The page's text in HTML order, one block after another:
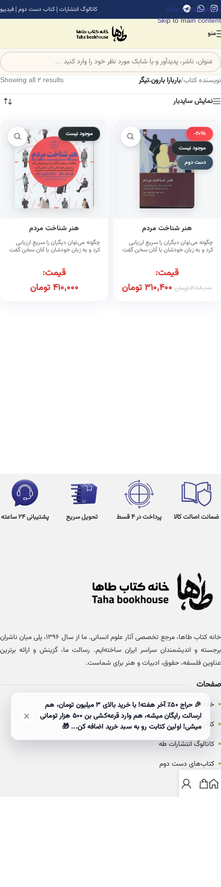
Skip to navigation
Skip to main content
کاتالوگ انتشارات | کتاب دست دوم | فیدیبو
منو
نویسنده کتاب/باربارا بارون.تیگر
Showing all 2 results
نمایش سایدبار
-20%
موجود نیست
دست دوم
هنر شناخت مردم
چگونه می‌توان دیگران را سریع ارزیابی
کرد و به زبان خودشان با آنان سخن گفت
قیمت:
388,000تومان 310,400تومان
موجود نیست
هنر شناخت مردم
چگونه می‌توان دیگران را سریع ارزیابی
کرد و به زبان خودشان با آنان سخن گفت
قیمت:
410,000تومان
ضمانت اصالت کالا پرداخت در 4 قسط تحویل سریع پشتیبانی 24 ساعته
خانه کتاب طاها، مرجع تخصصی آثار علوم انسانی. ما از سال ۱۳۹۶، پلی میان ناشران
برجسته و اندیشمندان سراسر ایران ساخته‌ایم. رسالت ما، گزینش و ارائه برترین
عناوین فلسفه، حقوق، ادبیات و هنر برای شماست.
صفحات
• خانه
• کتاب‌ها
• کاتالوگ انتشارات طه
• کتاب‌های دست دوم
• بلاگ
🎉 حراج ۵۰٪ آخر هفته! با خرید بالای 3 میلیون تومان، هم
ارسالت رایگان میشه، هم وارد قرعه‌کشی بن ۵۰۰ هزار تومانی
میشی! اولین کتابت رو به سبد خرید اضافه کن... 🎁